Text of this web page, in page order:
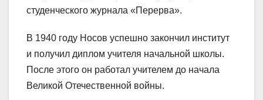
студенческого журнала «Перерва».
В 1940 году Носов успешно закончил институт
и получил диплом учителя начальной школы.
После этого он работал учителем до начала
Великой Отечественной войны.